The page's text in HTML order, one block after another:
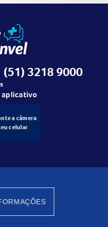
(51) 3218 9000
aplicativo
a câmera
celular